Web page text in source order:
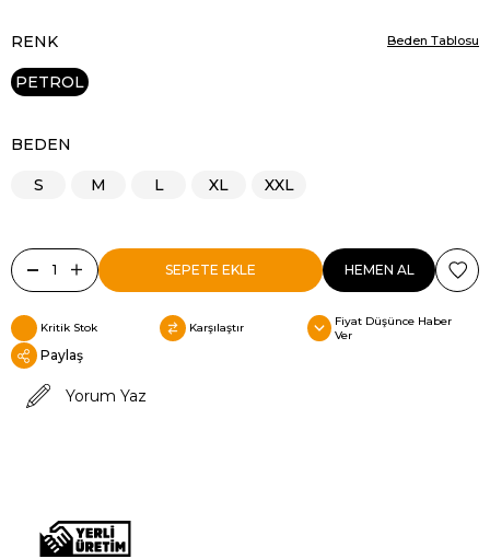
RENK
PETROL
BEDEN
S M L XL XXL
Beden Tablosu
Kritik Stok Karşılaştır
Fiyat Düşünce Haber
Ver
Paylaş
Yorum Yaz